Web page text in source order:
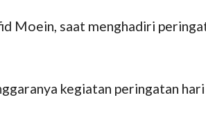
Moein, saat menghadiri
kegiatan peringatan